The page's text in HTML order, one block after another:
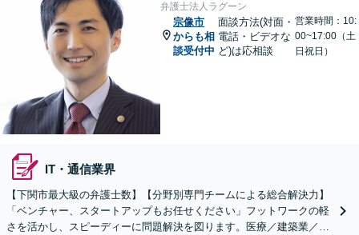
弁護士法人ラグーン
宗像市
からも相
談受付中
面談方法(対面・
電話・ビデオな
ど)は応相談
営業時間：10:
00~17:00（土
日祝日）
IT・通信業界
【下関市最大級の弁護士数】【分野別専門チームによる総合解決力】
「ベンチャー、スタートアップもお任せください」フットワークの軽
さを活かし、スピーディーに問題解決を図ります。医療／建築業／情